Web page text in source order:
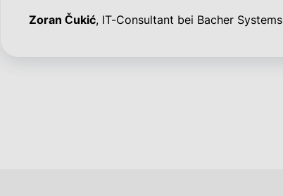
Zoran Čukić, IT-Consultant bei Bacher Systems